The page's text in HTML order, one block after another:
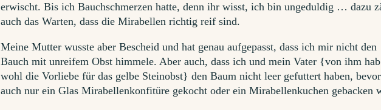
erwischt. Bis ich Bauchschmerzen hatte, denn ihr wisst, ich bin ungeduldig … dazu
auch das Warten, dass die Mirabellen richtig reif sind.
Meine Mutter wusste aber Bescheid und hat genau aufgepasst, dass ich mir nicht den
Bauch mit unreifem Obst himmele. Aber auch, dass ich und mein Vater {von ihm
wohl die Vorliebe für das gelbe Steinobst} den Baum nicht leer gefuttert haben, bevor
auch nur ein Glas Mirabellenkonfitüre gekocht oder ein Mirabellenkuchen gebacken